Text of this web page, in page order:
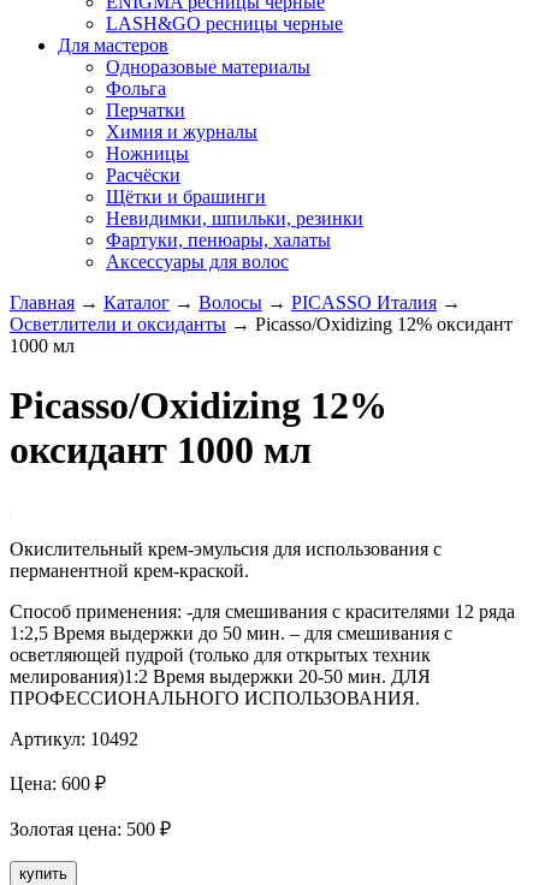
LASH&GO ресницы черные
Для мастеров
Одноразовые материалы
Фольга
Перчатки
Химия и журналы
Ножницы
Расчёски
Щётки и брашинги
Невидимки, шпильки, резинки
Фартуки, пенюары, халаты
Аксессуары для волос
Главная → Каталог → Волосы → PICASSO Италия →
Осветлители и оксиданты → Picasso/Oxidizing 12% оксидант
1000 мл
Picasso/Oxidizing 12%
оксидант 1000 мл
Окислительный крем-эмульсия для использования с
перманентной крем-краской.
Способ применения: -для смешивания с красителями 12 ряда
1:2,5 Время выдержки до 50 мин. – для смешивания с
осветляющей пудрой (только для открытых техник
мелирования)1:2 Время выдержки 20-50 мин. ДЛЯ
ПРОФЕССИОНАЛЬНОГО ИСПОЛЬЗОВАНИЯ.
Артикул: 10492
Цена: 600 ₽
Золотая цена: 500 ₽
купить